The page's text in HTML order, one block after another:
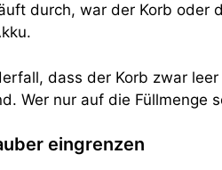
durch, war der Korb
dass der Korb zwar
Wer nur auf die Füllmenge
eingrenzen